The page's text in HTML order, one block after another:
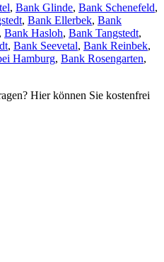
, Bank Glinde, Bank Schenefeld,
, Bank Ellerbek, Bank
Bank Hasloh, Bank Tangstedt,
, Bank Seevetal, Bank Reinbek,
Hamburg, Bank Rosengarten,
Hier können Sie kostenfrei